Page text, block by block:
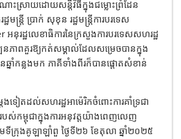
ោះស្រាយដោយសន្តិវិធីក្នុងជម្លោះព្រំដែន
មន្ត្រី ប្រាក់ សុខុន រដ្ឋមន្ត្រីការបរទេស
រដ្ឋលេខាធិការនៃក្រសួងការបរទេសសហរដ្ឋ
នភាពគួរឱ្យកត់សម្គាល់ដែលសម្រេចបានក្នុង
នឆ្នាំកន្លងមក ភាគីទាំងពីរក៏បានផ្តោតសំខាន់
ទៀតដល់សហរដ្ឋអាម៉េរិកចំពោះការគាំទ្រជា
របស់កម្ពុជាក្នុងការអនុវត្តយ៉ាងពេញលេញ
ទីក្រុងគូឡាឡាំពួ ថ្ងៃទី២៦ ខែតុលា ឆ្នាំ២០២៥